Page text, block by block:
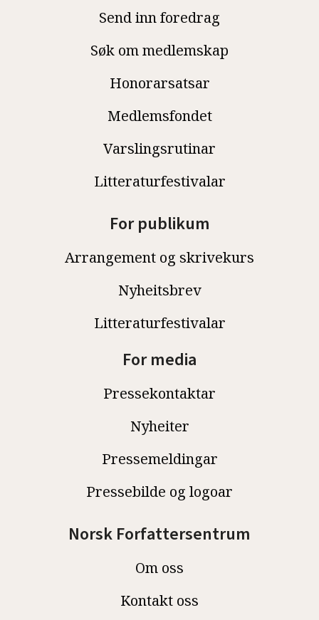
Send inn foredrag
Søk om medlemskap
Honorarsatsar
Medlemsfondet
Varslingsrutinar
Litteraturfestivalar
For publikum
Arrangement og skrivekurs
Nyheitsbrev
Litteraturfestivalar
For media
Pressekontaktar
Nyheiter
Pressemeldingar
Pressebilde og logoar
Norsk Forfattersentrum
Om oss
Kontakt oss